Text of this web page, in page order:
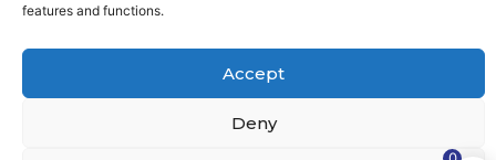
features and functions.
Accept
Deny
ÁSZFAdatkezelési tájékoztató
© 2026, Internationational Coaching Federation Hungarian
Chapter
Made by The PALM Creative Agency